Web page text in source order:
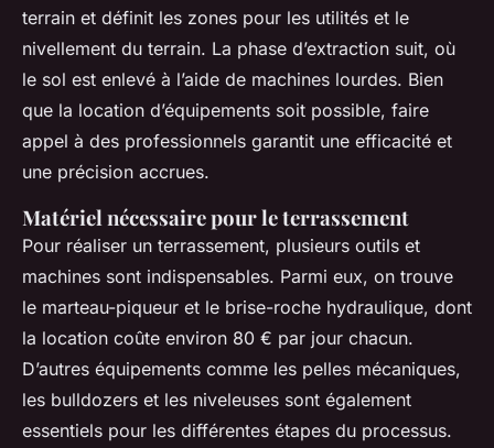
terrain et définit les zones pour les utilités et le
nivellement du terrain. La phase d’extraction suit, où
le sol est enlevé à l’aide de machines lourdes. Bien
que la location d’équipements soit possible, faire
appel à des professionnels garantit une efficacité et
une précision accrues.
Matériel nécessaire pour le terrassement
Pour réaliser un terrassement, plusieurs outils et
machines sont indispensables. Parmi eux, on trouve
le marteau-piqueur et le brise-roche hydraulique, dont
la location coûte environ 80 € par jour chacun.
D’autres équipements comme les pelles mécaniques,
les bulldozers et les niveleuses sont également
essentiels pour les différentes étapes du processus.